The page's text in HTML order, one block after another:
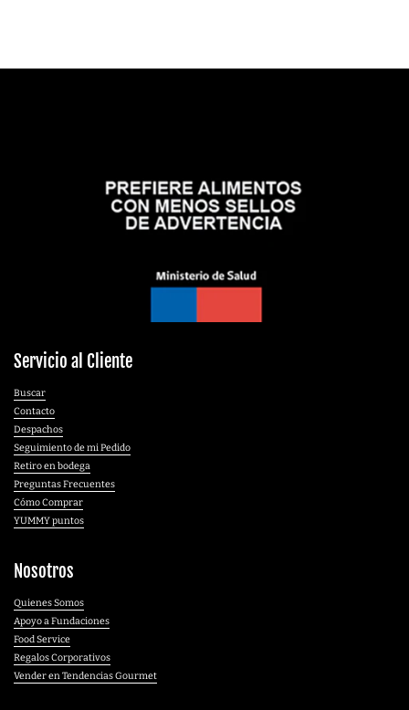
Servicio al Cliente
Buscar
Contacto
Despachos
Seguimiento de mi Pedido
Retiro en bodega
Preguntas Frecuentes
Cómo Comprar
YUMMY puntos
Nosotros
Quienes Somos
Apoyo a Fundaciones
Food Service
Regalos Corporativos
Vender en Tendencias Gourmet